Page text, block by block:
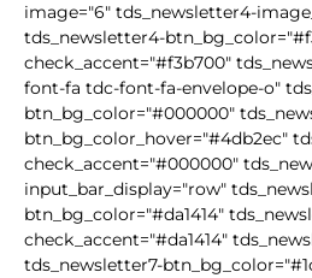
image="6" tds_newsletter4-
tds_newsletter4-
check_accent="#f3b700"
font-fa tdc-font-fa-envelope-o"
btn_bg_color="#000000"
btn_bg_color_hover="#4db2ec"
check_accent="#000000"
input_bar_display="row"
btn_bg_color="#da1414"
check_accent="#da1414"
tds_newsletter7-